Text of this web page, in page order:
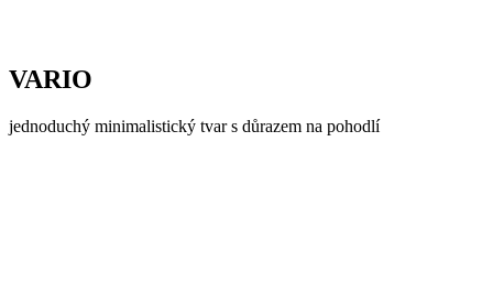
VARIO
jednoduchý minimalistický tvar s důrazem na pohodlí